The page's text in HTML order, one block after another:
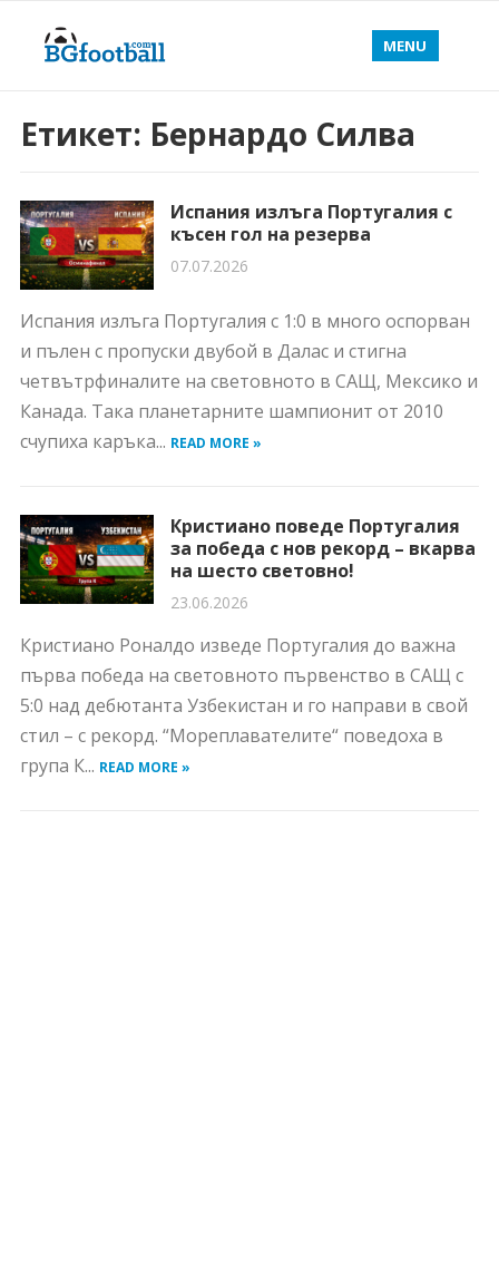
MENU
Етикет: Бернардо Силва
Испания излъга Португалия с
късен гол на резерва
07.07.2026
Испания излъга Португалия с 1:0 в много оспорван
и пълен с пропуски двубой в Далас и стигна
четвътрфиналите на световното в САЩ, Мексико и
Канада. Така планетарните шампионит от 2010
счупиха каръка... READ MORE »
Кристиано поведе Португалия
за победа с нов рекорд – вкарва
на шесто световно!
23.06.2026
Кристиано Роналдо изведе Португалия до важна
първа победа на световното първенство в САЩ с
5:0 над дебютанта Узбекистан и го направи в свой
стил – с рекорд. “Мореплавателите“ поведоха в
група К... READ MORE »